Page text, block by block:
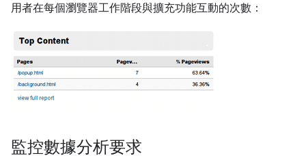
用者在每個瀏覽器工作階段與擴充功能互動的次數：
監控數據分析要求